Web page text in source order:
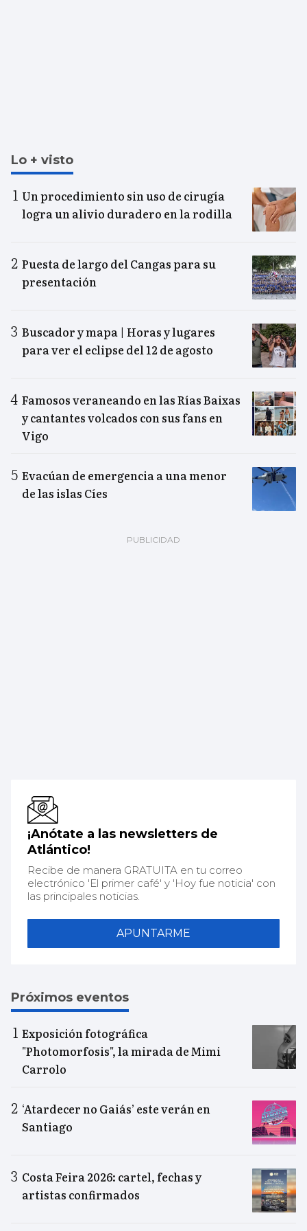
Lo + visto
Un procedimiento sin uso de cirugía
logra un alivio duradero en la rodilla
Puesta de largo del Cangas para su
presentación
Buscador y mapa | Horas y lugares
para ver el eclipse del 12 de agosto
Famosos veraneando en las Rías Baixas
y cantantes volcados con sus fans en
Vigo
Evacúan de emergencia a una menor
de las islas Cíes
¡Anótate a las newsletters de
Atlántico!
Recibe de manera GRATUITA en tu correo
electrónico 'El primer café' y 'Hoy fue noticia' con
las principales noticias.
APUNTARME
Próximos eventos
Exposición fotográfica
"Photomorfosis", la mirada de Mimi
Carrolo
‘Atardecer no Gaiás’ este verán en
Santiago
Costa Feira 2026: cartel, fechas y
artistas confirmados